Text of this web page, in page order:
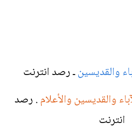
والقديسينـ رصد انترنت
والقديسين والأعلام. رصد
انترنت